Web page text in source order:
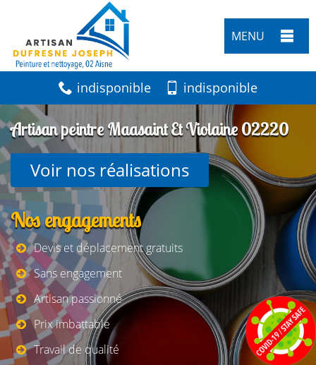
MENU
indisponible indisponible
Artisan peintre Maasaint Et Violaine 02220
Voir nos réalisations
Nos engagements
Devis et déplacement gratuits
Sans engagement
Artisan passionné
Prix imbattable
Travail de qualité